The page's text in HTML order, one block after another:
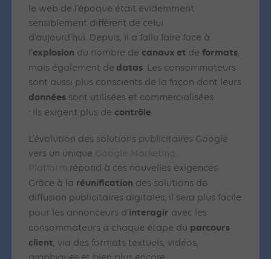
le web de l’époque était évidemment
sensiblement différent de celui
d’aujourd’hui. Depuis, il a fallu faire face à
l’explosion du nombre de canaux et deformats,
mais également de datas. Les consommateurs
sont aussi plus conscients de la façon dont leurs
données sont utilisées et commercialisées
: ils exigent plus de contrôle.
L’évolution des solutions publicitaires Google
vers un unique Google Marketing
Platform répond à ces nouvelles exigences.
Grâce à la réunification des solutions de
diffusion publicitaires digitales, il sera plus facile
pour les annonceurs d’interagir avec les
consommateurs à chaque étape du parcours
client, via des formats textuels, vidéos,